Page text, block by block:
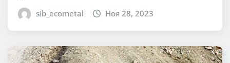
sib_ecometal Ноя 28, 2023